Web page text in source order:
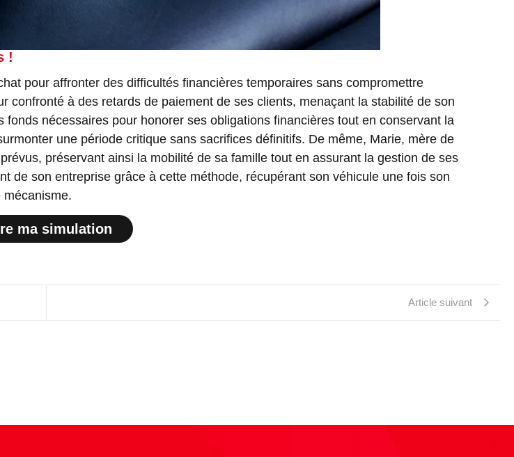
!
pour affronter des difficultés financières temporaires sans compromettre
confronté à des retards de paiement de ses clients, menaçant la stabilité de son
nécessaires pour honorer ses obligations financières tout en conservant la
une période critique sans sacrifices définitifs. De même, Marie, mère de
préservant ainsi la mobilité de sa famille tout en assurant la gestion de ses
de son entreprise grâce à cette méthode, récupérant son véhicule une fois son
mécanisme.
ma simulation
Article suivant